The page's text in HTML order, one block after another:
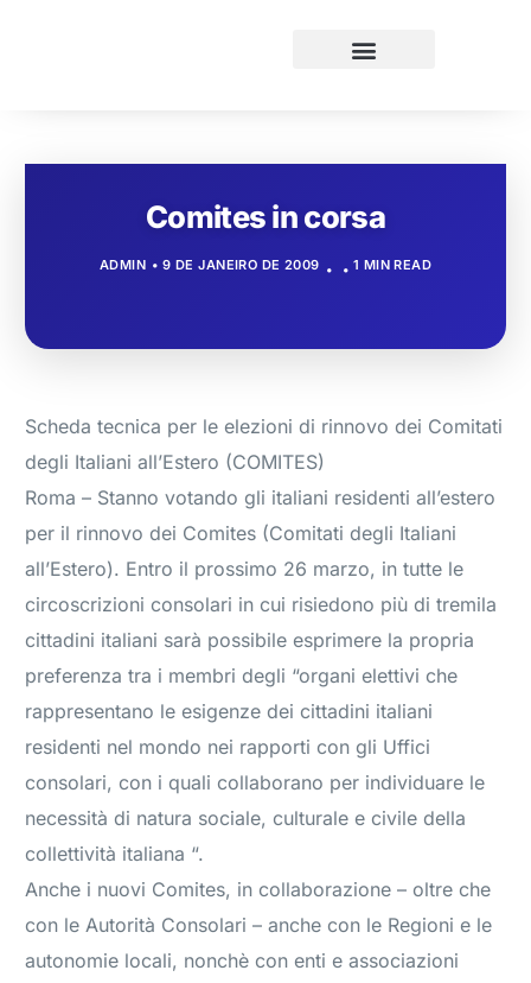
Comites in corsa
ADMIN 9 DE JANEIRO DE 2009 1 MIN READ
Scheda tecnica per le elezioni di rinnovo dei Comitati
degli Italiani all’Estero (COMITES)
Roma – Stanno votando gli italiani residenti all’estero
per il rinnovo dei Comites (Comitati degli Italiani
all’Estero). Entro il prossimo 26 marzo, in tutte le
circoscrizioni consolari in cui risiedono più di tremila
cittadini italiani sarà possibile esprimere la propria
preferenza tra i membri degli “organi elettivi che
rappresentano le esigenze dei cittadini italiani
residenti nel mondo nei rapporti con gli Uffici
consolari, con i quali collaborano per individuare le
necessità di natura sociale, culturale e civile della
collettività italiana “.
Anche i nuovi Comites, in collaborazione – oltre che
con le Autorità Consolari – anche con le Regioni e le
autonomie locali, nonchè con enti e associazioni